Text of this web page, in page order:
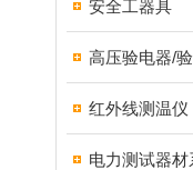
安全工器具
高压验电器/
红外线测温仪
电力测试器材